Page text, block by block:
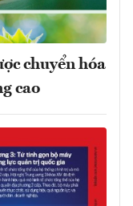
chuyển hóa
cao